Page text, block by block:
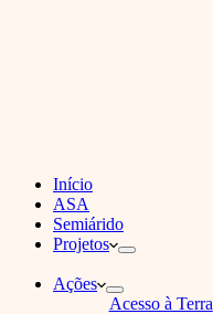
Início
ASA
Semiárido
Projetos
Ações
Acesso à Terra